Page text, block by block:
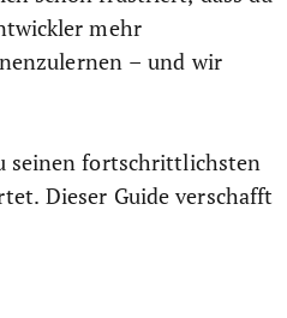
mehr
– und wir
seinen fortschrittlichsten
Dieser Guide verschafft